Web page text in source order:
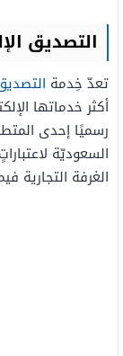
التصديق
تعدّ خِدمة
أكثر خدماتها
رسميًا إحدى
السعوديّة
الغرفة التجارية